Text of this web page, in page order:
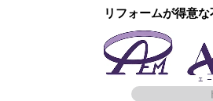
リフォームが得意